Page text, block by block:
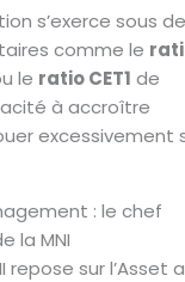
s’exerce sous
comme le
le ratio CET1 de
à accroître
excessivement
: le chef
la MNI
sur l’Asset